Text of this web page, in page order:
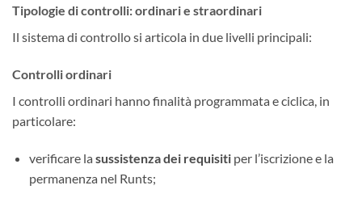
Tipologie di controlli: ordinari e straordinari
Il sistema di controllo si articola in due livelli principali:
Controlli ordinari
I controlli ordinari hanno finalità programmata e ciclica, in
particolare:
verificare la sussistenza dei requisitiper l’iscrizione e la
permanenza nel Runts;